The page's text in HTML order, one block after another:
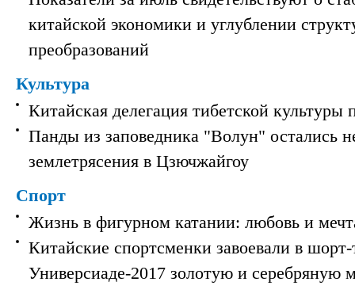
китайской экономики и углублении
преобразований
Культура
Китайская делегация тибетской культуры
Панды из заповедника "Волун" остались
землетрясения в Цзючжайгоу
Спорт
Жизнь в фигурном катании: любовь и
Китайские спортсменки завоевали в шорт-
Универсиаде-2017 золотую и серебряную